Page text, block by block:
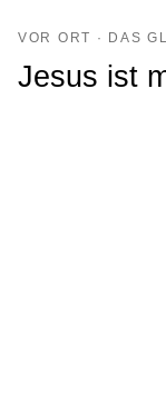
VOR ORT · DAS
Jesus ist